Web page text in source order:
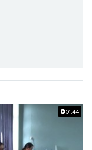
01:44